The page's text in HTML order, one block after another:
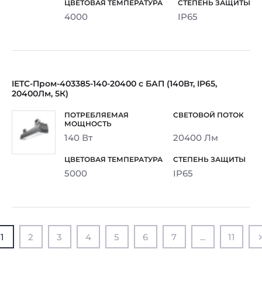
4000 IP65
IETC-Пром-403385-140-20400 с БАП (140Вт, IP65,
20400Лм, 5К)
140 Вт 20400 Лм
5000 IP65
1 2 3 4 5 6 7 ... 11